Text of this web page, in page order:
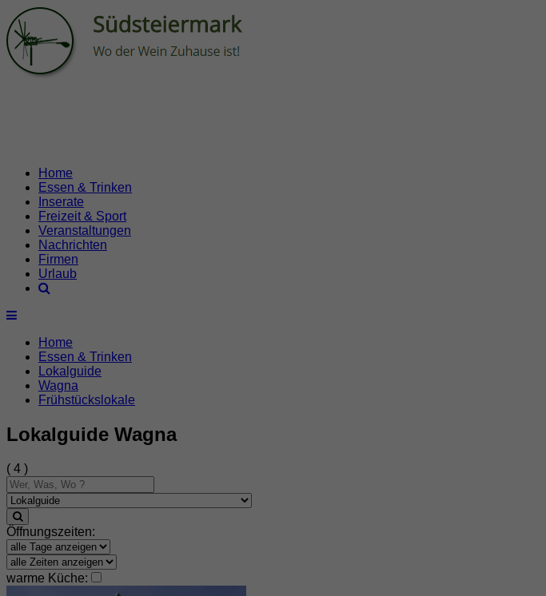
Home
Essen & Trinken
Inserate
Freizeit & Sport
Veranstaltungen
Nachrichten
Firmen
Urlaub
Home
Essen & Trinken
Lokalguide
Wagna
Frühstückslokale
Lokalguide Wagna
( 4 )
Öffnungszeiten:
warme Küche: